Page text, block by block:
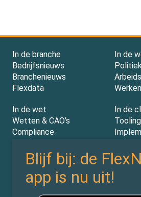
In de branche
Bedrijfsnieuws
Branchenieuws
Flexdata
In de
In de wet
Wetten & CAO’s
Compliance
In de
Tooling
Experts
Partners
Vacatures